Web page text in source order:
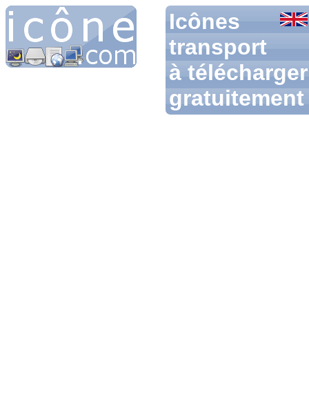
Icônes
transport
à télécharger
gratuitement